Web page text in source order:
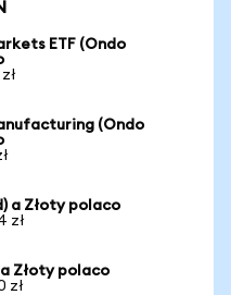
ETF (Ondo
(Ondo
a Złoty polaco
zł
Złoty polaco
zł